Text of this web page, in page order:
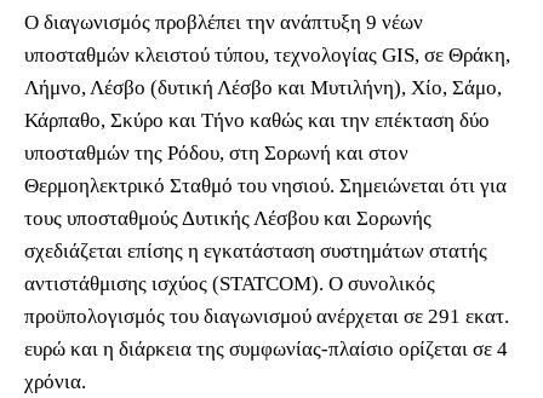
Ο διαγωνισμός προβλέπει την ανάπτυξη 9 νέων
υποσταθμών κλειστού τύπου, τεχνολογίας GIS, σε Θράκη,
Λήμνο, Λέσβο (δυτική Λέσβο και Μυτιλήνη), Χίο, Σάμο,
Κάρπαθο, Σκύρο και Τήνο καθώς και την επέκταση δύο
υποσταθμών της Ρόδου, στη Σορωνή και στον
Θερμοηλεκτρικό Σταθμό του νησιού. Σημειώνεται ότι για
τους υποσταθμούς Δυτικής Λέσβου και Σορωνής
σχεδιάζεται επίσης η εγκατάσταση συστημάτων στατής
αντιστάθμισης ισχύος (STATCOM). Ο συνολικός
προϋπολογισμός του διαγωνισμού ανέρχεται σε 291 εκατ.
ευρώ και η διάρκεια της συμφωνίας-πλαίσιο ορίζεται σε 4
χρόνια.